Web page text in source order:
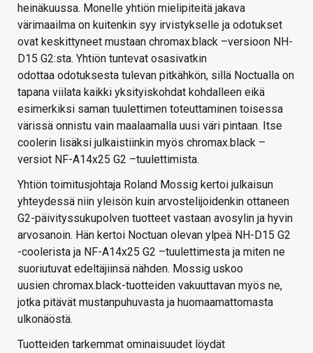
heinäkuussa. Monelle yhtiön mielipiteitä jakava
värimaailma on kuitenkin syy irvistykselle ja odotukset
ovat keskittyneet mustaan chromax.black –versioon NH-
D15 G2:sta. Yhtiön tuntevat osasivatkin
odottaa odotuksesta tulevan pitkähkön, sillä Noctualla on
tapana viilata kaikki yksityiskohdat kohdalleen eikä
esimerkiksi saman tuulettimen toteuttaminen toisessa
värissä onnistu vain maalaamalla uusi väri pintaan. Itse
coolerin lisäksi julkaistiinkin myös chromax.black –
versiot NF-A14x25 G2 –tuulettimista.
Yhtiön toimitusjohtaja Roland Mossig kertoi julkaisun
yhteydessä niin yleisön kuin arvostelijoidenkin ottaneen
G2-päivityssukupolven tuotteet vastaan avosylin ja hyvin
arvosanoin. Hän kertoi Noctuan olevan ylpeä NH-D15 G2
-coolerista ja NF-A14x25 G2 –tuulettimesta ja miten ne
suoriutuvat edeltäjiinsä nähden. Mossig uskoo
uusien chromax.black-tuotteiden vakuuttavan myös ne,
jotka pitävät mustanpuhuvasta ja huomaamattomasta
ulkonäöstä.
Tuotteiden tarkemmat ominaisuudet löydät